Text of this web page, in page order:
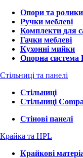
Опори та ролики
Ручки меблеві
Комплекти для
Гачки меблеві
Кухонні мийки
Опорна система
Стільниці та панелі
Стільниці
Стільниці
Стінові панелі
Крайка та HPL
Крайкові